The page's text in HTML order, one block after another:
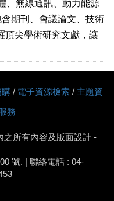
、無線通訊、動力能源
期刊、會議論文、技術
頂尖學術研究文獻，讓
購 / 電子資源檢索 / 主題資
務
之所有內容及版面設計 -
號. | 聯絡電話 : 04-